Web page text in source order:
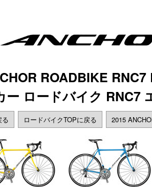
ROADBIKE
ー ロードバイク RNC7
る ロードバイクTOPに戻る 2015